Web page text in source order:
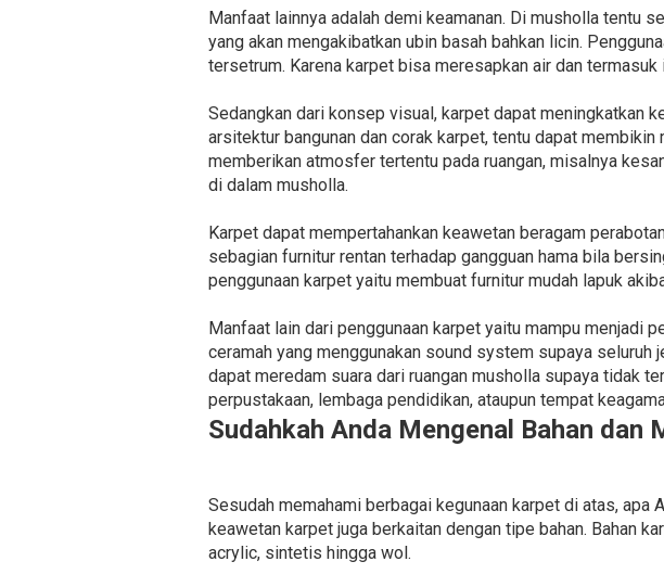
Manfaat lainnya adalah demi keamanan. Di musholla tentu
yang akan mengakibatkan ubin basah bahkan licin.
tersetrum. Karena karpet bisa meresapkan air dan termasuk
Sedangkan dari konsep visual, karpet dapat meningkatkan
arsitektur bangunan dan corak karpet, tentu dapat
memberikan atmosfer tertentu pada ruangan, misalnya
di dalam musholla.
Karpet dapat mempertahankan keawetan beragam
sebagian furnitur rentan terhadap gangguan hama bila
penggunaan karpet yaitu membuat furnitur mudah lapuk
Manfaat lain dari penggunaan karpet yaitu mampu menjadi
ceramah yang menggunakan sound system supaya seluruh
dapat meredam suara dari ruangan musholla supaya tidak
perpustakaan, lembaga pendidikan, ataupun tempat
Sudahkah Anda Mengenal Bahan dan
Sesudah memahami berbagai kegunaan karpet di atas, apa
keawetan karpet juga berkaitan dengan tipe bahan. Bahan
acrylic, sintetis hingga wol.